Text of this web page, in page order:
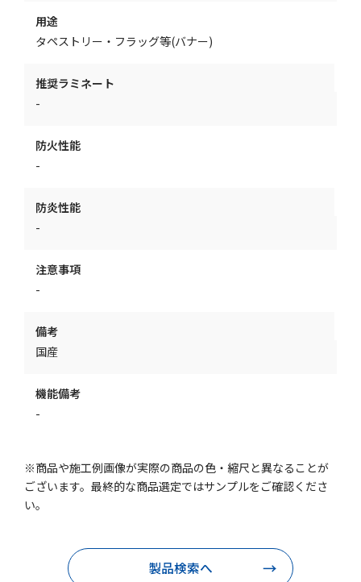
用途
タペストリー・フラッグ等(バナー)
推奨ラミネート
-
防火性能
-
防炎性能
-
注意事項
-
備考
国産
機能備考
-
※商品や施工例画像が実際の商品の色・縮尺と異なることが
ございます。最終的な商品選定ではサンプルをご確認くださ
い。
製品検索へ